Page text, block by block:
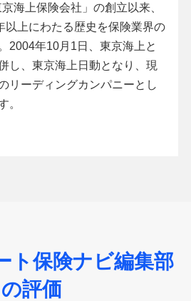
海上保険会社」の創立以来、
以上にわたる歴史を保険業界の
2004年10月1日、東京海上と
し、東京海上日動となり、現
リーディングカンパニーとし
。
ト保険ナビ編集部
の評価